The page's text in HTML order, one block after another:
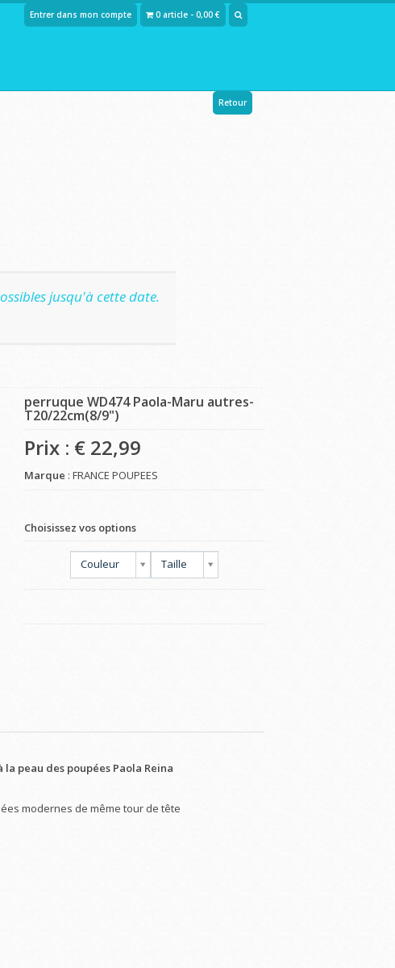
Entrer dans mon compte 0 article - 0,00 €
Retour
jusqu'à cette date.
perruque WD474 Paola-Maru autres-
T20/22cm(8/9")
Prix : € 22,99
Marque : FRANCE POUPEES
Choisissez vos options
Couleur Taille
peau des poupées Paola Reina
modernes de même tour de tête